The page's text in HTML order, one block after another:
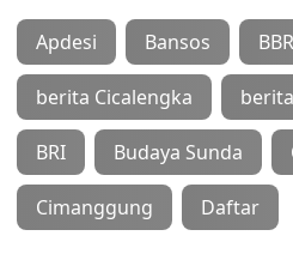
Apdesi Bansos
berita Cicalengka
BRI Budaya Sunda
Cimanggung Daftar